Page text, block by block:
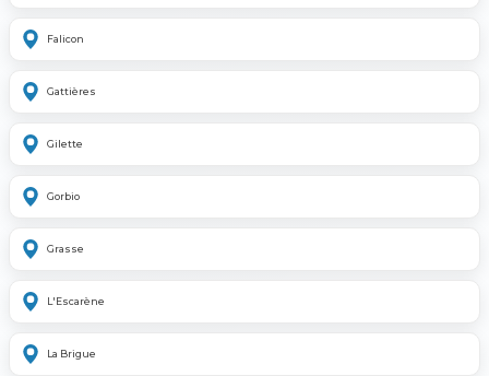
Falicon
Gattières
Gilette
Gorbio
Grasse
L'Escarène
La Brigue